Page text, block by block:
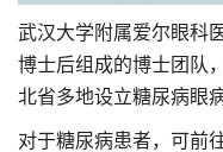
武汉大学附属爱尔眼科
博士后组成的博士团队
北省多地设立糖尿病眼
对于糖尿病患者，可前